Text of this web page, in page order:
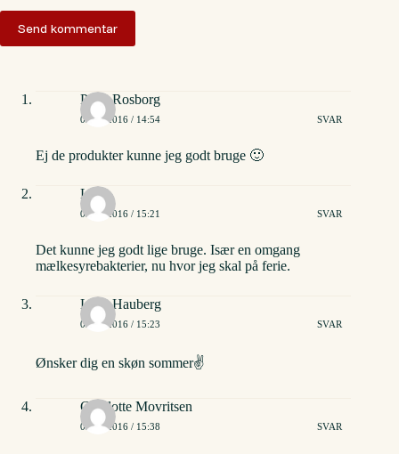
Send kommentar
Peter Rosborg
02/06/2016 / 14:54 SVAR
Ej de produkter kunne jeg godt bruge 🙂
Line
02/06/2016 / 15:21 SVAR
Det kunne jeg godt lige bruge. Især en omgang
mælkesyrebakterier, nu hvor jeg skal på ferie.
Lene Hauberg
02/06/2016 / 15:23 SVAR
Ønsker dig en skøn sommer✌
Charlotte Movritsen
02/06/2016 / 15:38 SVAR